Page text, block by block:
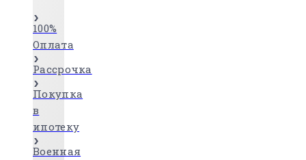
100%
Оплата
Рассрочка
Покупка
в
ипотеку
Военная